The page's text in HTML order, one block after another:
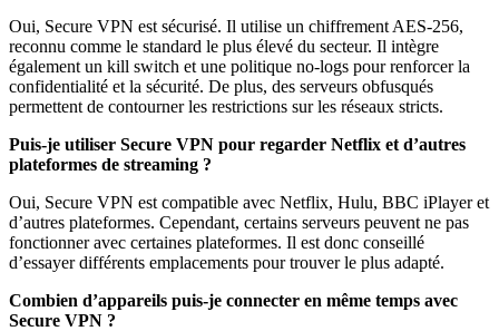
Oui, Secure VPN est sécurisé. Il utilise un chiffrement AES-256,
reconnu comme le standard le plus élevé du secteur. Il intègre
également un kill switch et une politique no-logs pour renforcer la
confidentialité et la sécurité. De plus, des serveurs obfusqués
permettent de contourner les restrictions sur les réseaux stricts.
Puis-je utiliser Secure VPN pour regarder Netflix et d’autres
plateformes de streaming ?
Oui, Secure VPN est compatible avec Netflix, Hulu, BBC iPlayer et
d’autres plateformes. Cependant, certains serveurs peuvent ne pas
fonctionner avec certaines plateformes. Il est donc conseillé
d’essayer différents emplacements pour trouver le plus adapté.
Combien d’appareils puis-je connecter en même temps avec
Secure VPN ?